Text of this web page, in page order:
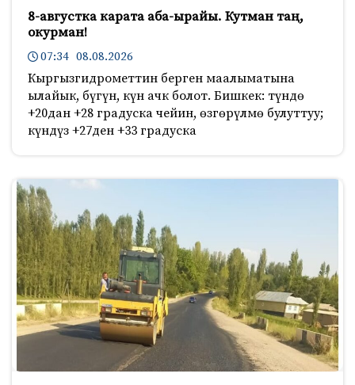
8-августка карата аба-ырайы. Кутман таң,
окурман!
07:34 08.08.2026
Кыргызгидрометтин берген маалыматына
ылайык, бүгүн, күн ачк болот. Бишкек: түндө
+20дан +28 градуска чейин, өзгөрүлмө булуттуу;
күндүз +27ден +33 градуска